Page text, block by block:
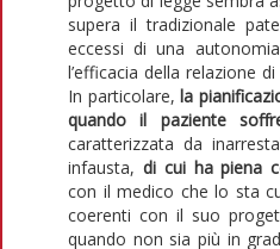
supera il tradizionale
eccessi di una
l’efficacia della relazione
In particolare,la
quando il paziente
caratterizzata da
infausta, di cui ha piena
con il medico che lo sta
coerenti con il suo
quando non sia più in